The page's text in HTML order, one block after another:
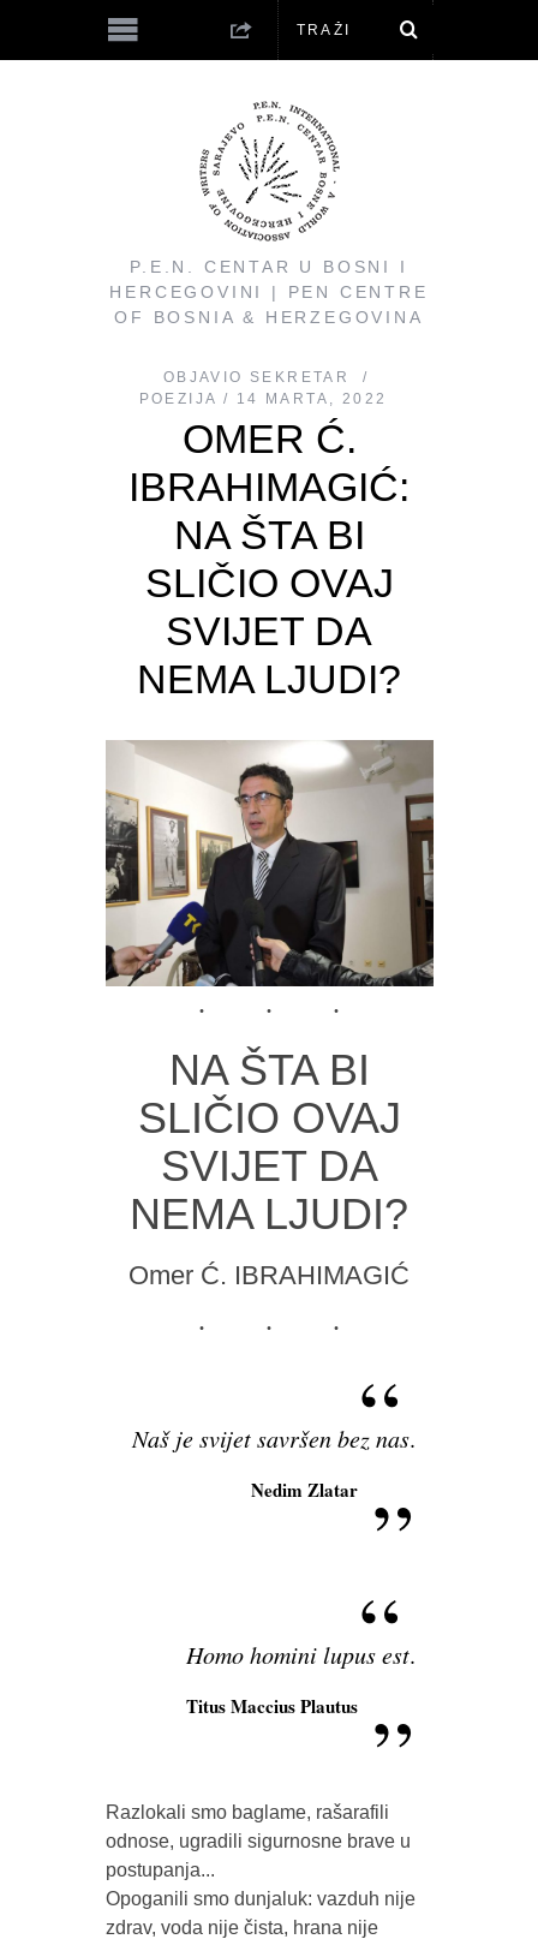
P.E.N. CENTAR U BOSNI I
HERCEGOVINI | PEN CENTRE
OF BOSNIA & HERZEGOVINA
OBJAVIO
SEKRETAR
POEZIJA
14 MARTA, 2022
OMER Ć.
IBRAHIMAGIĆ:
NA ŠTA BI
SLIČIO OVAJ
SVIJET DA
NEMA LJUDI?
NA ŠTA BI
SLIČIO OVAJ
SVIJET DA
NEMA LJUDI?
Omer Ć. IBRAHIMAGIĆ
Naš je svijet savršen bez nas.
Nedim Zlatar
Homo homini lupus est.
Titus Maccius Plautus
Razlokali smo baglame, rašarafili
odnose, ugradili sigurnosne brave u
postupanja...
Opoganili smo dunjaluk: vazduh nije
zdrav, voda nije čista, hrana nije